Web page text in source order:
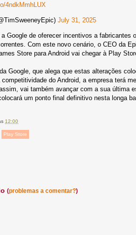
4ndkMmhLUX
July 31, 2025
Google de oferecer incentivos a fabricantes
Com este novo cenário, o CEO da
Store para Android vai chegar à Play
Google, que alega que estas alterações
do Android, a empresa terá
vai também avançar com a sua última
um ponto final definitivo nesta longa
12:00
Play Store
(problemas a comentar?)